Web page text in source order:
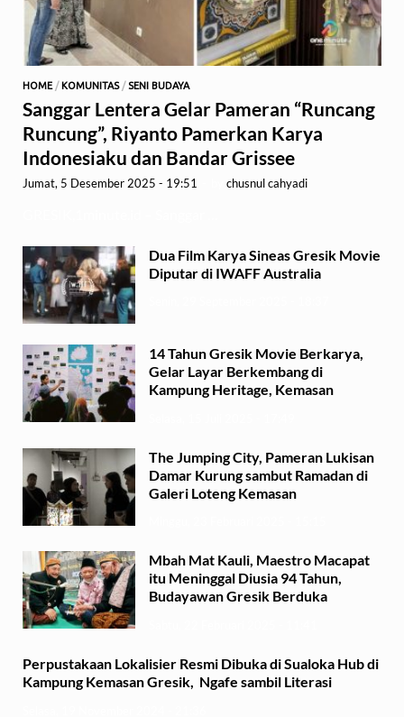
HOME / KOMUNITAS/ SENI BUDAYA
Sanggar Lentera Gelar Pameran “Runcang
Runcung”, Riyanto Pamerkan Karya
Indonesiaku dan Bandar Grissee
Jumat, 5 Desember 2025 - 19:51 chusnul cahyadi
Dua Film Karya Sineas Gresik Movie
Diputar di IWAFF Australia
14 Tahun Gresik Movie Berkarya,
Gelar Layar Berkembang di
Kampung Heritage, Kemasan
The Jumping City, Pameran Lukisan
Damar Kurung sambut Ramadan di
Galeri Loteng Kemasan
Mbah Mat Kauli, Maestro Macapat
itu Meninggal Diusia 94 Tahun,
Budayawan Gresik Berduka
Perpustakaan Lokalisier Resmi Dibuka di Sualoka Hub di
Kampung Kemasan Gresik, Ngafe sambil Literasi